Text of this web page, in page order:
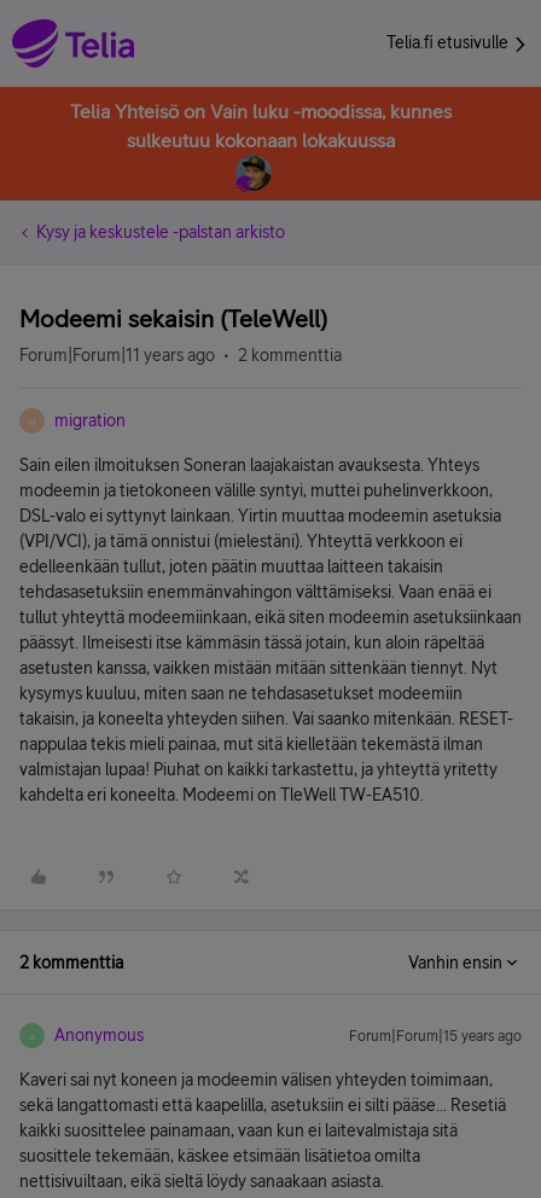
Telia.fi etusivulle
Telia Yhteisö on Vain luku -moodissa, kunnes
sulkeutuu kokonaan lokakuussa
Kysy ja keskustele -palstan arkisto
Modeemi sekaisin (TeleWell)
Forum|Forum|11 years ago 2 kommenttia
M migration
Sain eilen ilmoituksen Soneran laajakaistan avauksesta. Yhteys
modeemin ja tietokoneen välille syntyi, muttei puhelinverkkoon,
DSL-valo ei syttynyt lainkaan. Yirtin muuttaa modeemin asetuksia
(VPI/VCI), ja tämä onnistui (mielestäni). Yhteyttä verkkoon ei
edelleenkään tullut, joten päätin muuttaa laitteen takaisin
tehdasasetuksiin enemmänvahingon välttämiseksi. Vaan enää ei
tullut yhteyttä modeemiinkaan, eikä siten modeemin asetuksiinkaan
päässyt. Ilmeisesti itse kämmäsin tässä jotain, kun aloin räpeltää
asetusten kanssa, vaikken mistään mitään sittenkään tiennyt. Nyt
kysymys kuuluu, miten saan ne tehdasasetukset modeemiin
takaisin, ja koneelta yhteyden siihen. Vai saanko mitenkään. RESET-
nappulaa tekis mieli painaa, mut sitä kielletään tekemästä ilman
valmistajan lupaa! Piuhat on kaikki tarkastettu, ja yhteyttä yritetty
kahdelta eri koneelta. Modeemi on TleWell TW-EA510.
2 kommenttia Vanhin ensin
A Anonymous Forum|Forum|15 years ago
Kaveri sai nyt koneen ja modeemin välisen yhteyden toimimaan,
sekä langattomasti että kaapelilla, asetuksiin ei silti pääse... Resetiä
kaikki suosittelee painamaan, vaan kun ei laitevalmistaja sitä
suosittele tekemään, käskee etsimään lisätietoa omilta
nettisivuiltaan, eikä sieltä löydy sanaakaan asiasta.